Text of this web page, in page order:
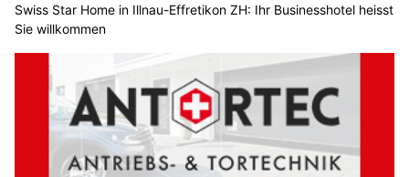
Swiss Star Home in Illnau-Effretikon ZH: Ihr Businesshotel heisst
Sie willkommen